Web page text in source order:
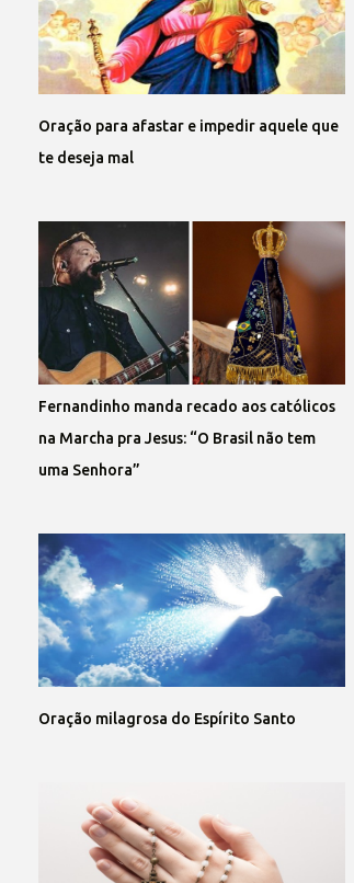
Oração para afastar e impedir aquele que
te deseja mal
Fernandinho manda recado aos católicos
na Marcha pra Jesus: “O Brasil não tem
uma Senhora”
Oração milagrosa do Espírito Santo